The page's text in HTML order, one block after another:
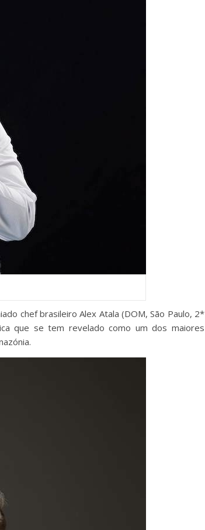
chef brasileiro Alex Atala (DOM, São Paulo, 2*
que se tem revelado como um dos maiores